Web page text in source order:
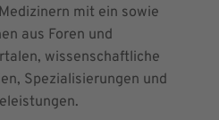
mit ein sowie
aus Foren und
wissenschaftliche
Spezialisierungen und